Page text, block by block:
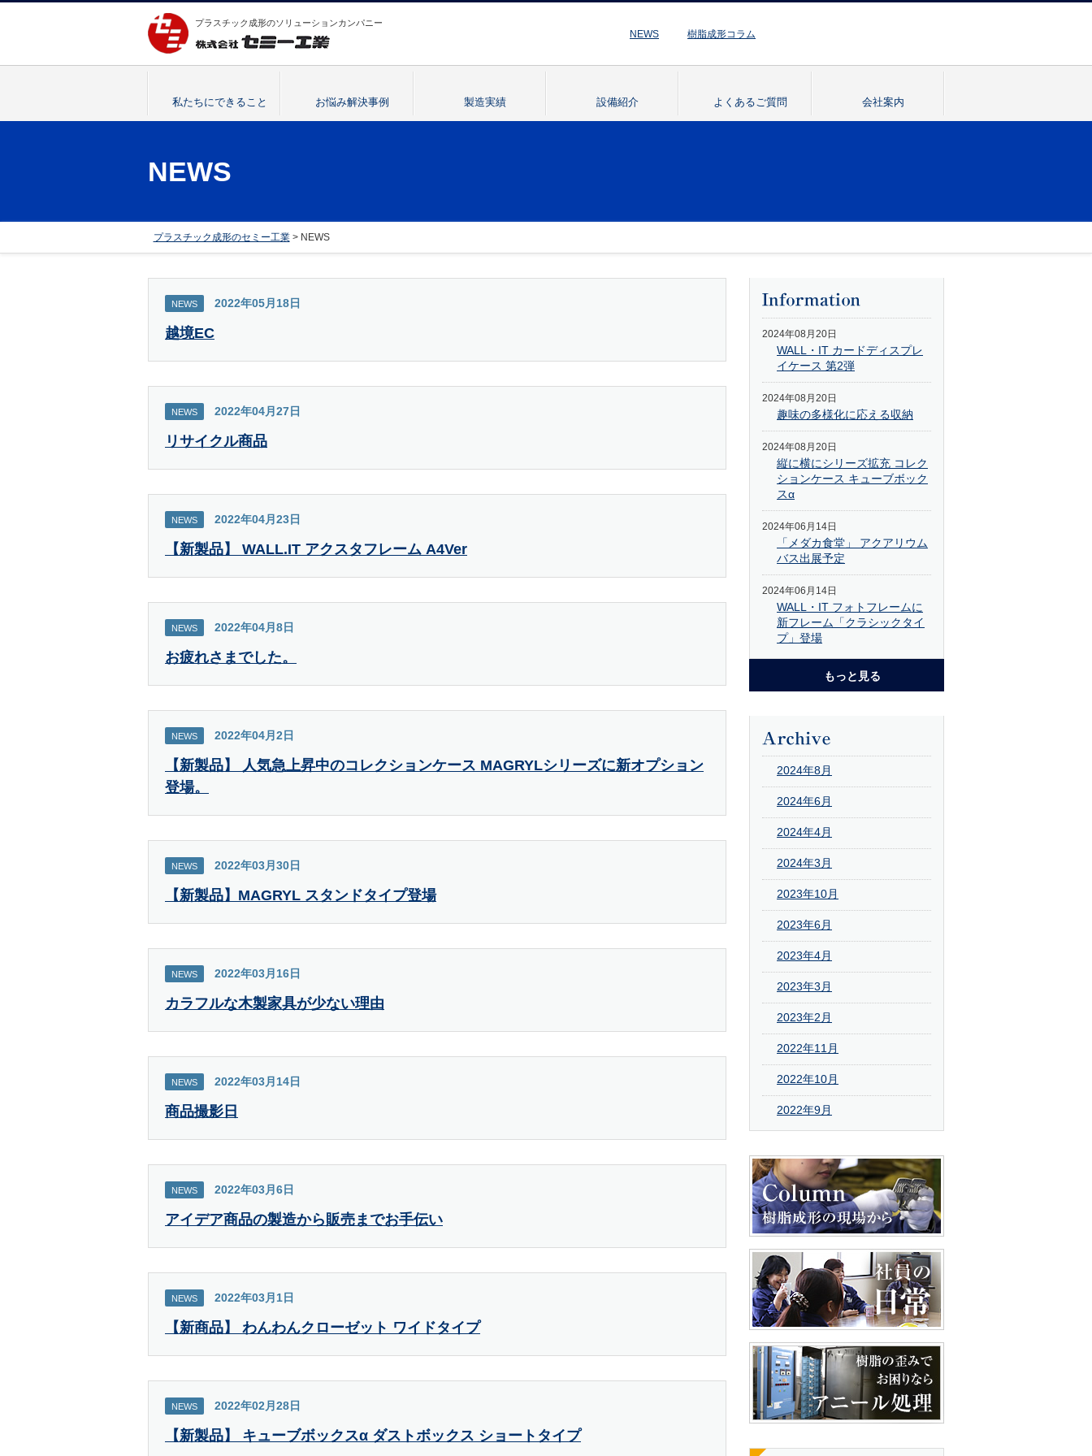
プラスチック成形のソリューションカンパニー
NEWS 樹脂成形コラム
私たちにできること お悩み解決事例 製造実績 設備紹介 よくあるご質問 会社案内
NEWS
プラスチック成形のセミー工業> NEWS
NEWS 2022年05月18日
越境EC
NEWS 2022年04月27日
リサイクル商品
NEWS 2022年04月23日
【新製品】 WALL.IT アクスタフレーム A4Ver
NEWS 2022年04月8日
お疲れさまでした。
NEWS 2022年04月2日
【新製品】 人気急上昇中のコレクションケース MAGRYLシリーズに新オプション
登場。
NEWS 2022年03月30日
【新製品】MAGRYL スタンドタイプ登場
NEWS 2022年03月16日
カラフルな木製家具が少ない理由
NEWS 2022年03月14日
商品撮影日
NEWS 2022年03月6日
アイデア商品の製造から販売までお手伝い
NEWS 2022年03月1日
【新商品】 わんわんクローゼット ワイドタイプ
NEWS 2022年02月28日
【新製品】 キューブボックスα ダストボックス ショートタイプ
2024年08月20日
WALL・IT カードディスプレ
イケース 第2弾
2024年08月20日
趣味の多様化に応える収納
2024年08月20日
縦に横にシリーズ拡充 コレク
ションケース キューブボック
スα
2024年06月14日
「メダカ食堂」 アクアリウム
バス出展予定
2024年06月14日
WALL・IT フォトフレームに
新フレーム「クラシックタイ
プ」登場
もっと見る
2024年8月
2024年6月
2024年4月
2024年3月
2023年10月
2023年6月
2023年4月
2023年3月
2023年2月
2022年11月
2022年10月
2022年9月